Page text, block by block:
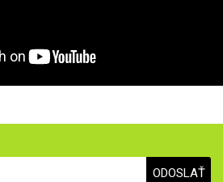
ODOSLAŤ